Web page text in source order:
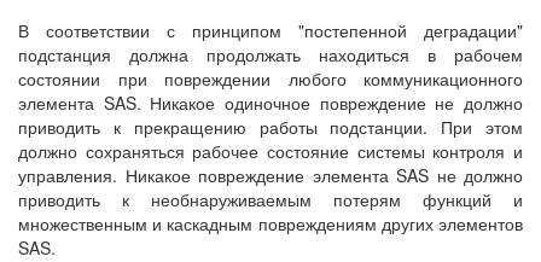
В соответствии с принципом "постепенной деградации"
подстанция должна продолжать находиться в рабочем
состоянии при повреждении любого коммуникационного
элемента SAS. Никакое одиночное повреждение не должно
приводить к прекращению работы подстанции. При этом
должно сохраняться рабочее состояние системы контроля и
управления. Никакое повреждение элемента SAS не должно
приводить к необнаруживаемым потерям функций и
множественным и каскадным повреждениям других элементов
SAS.